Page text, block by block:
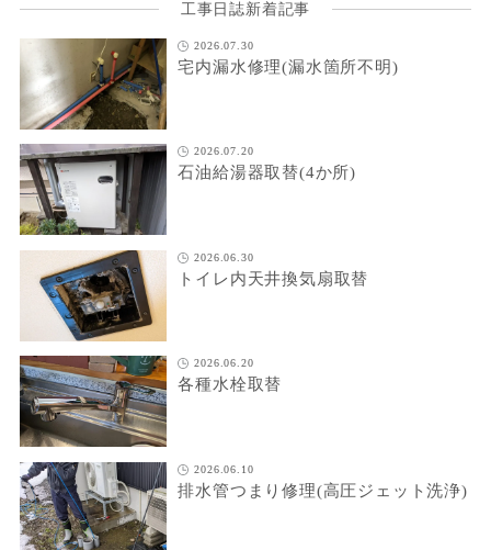
工事日誌新着記事
2026.07.30
宅内漏水修理(漏水箇所不明)
2026.07.20
石油給湯器取替(4か所)
2026.06.30
トイレ内天井換気扇取替
2026.06.20
各種水栓取替
2026.06.10
排水管つまり修理(高圧ジェット洗浄)